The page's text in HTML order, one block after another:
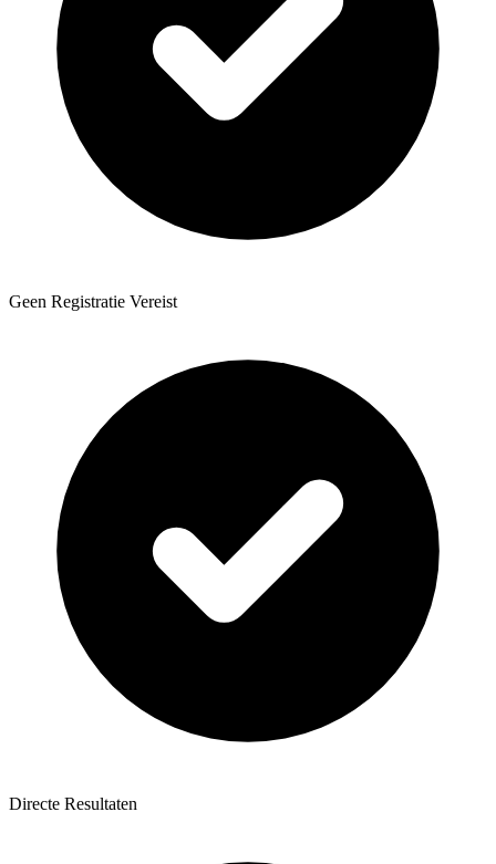
Geen Registratie Vereist
Directe Resultaten